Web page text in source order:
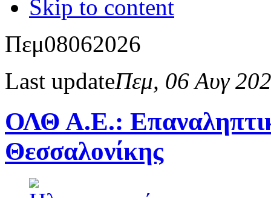
Skip to content
Πεμ08062026
Last updateΠεμ, 06 Αυγ
ΟΛΘ Α.Ε.:
Θεσσαλονίκης